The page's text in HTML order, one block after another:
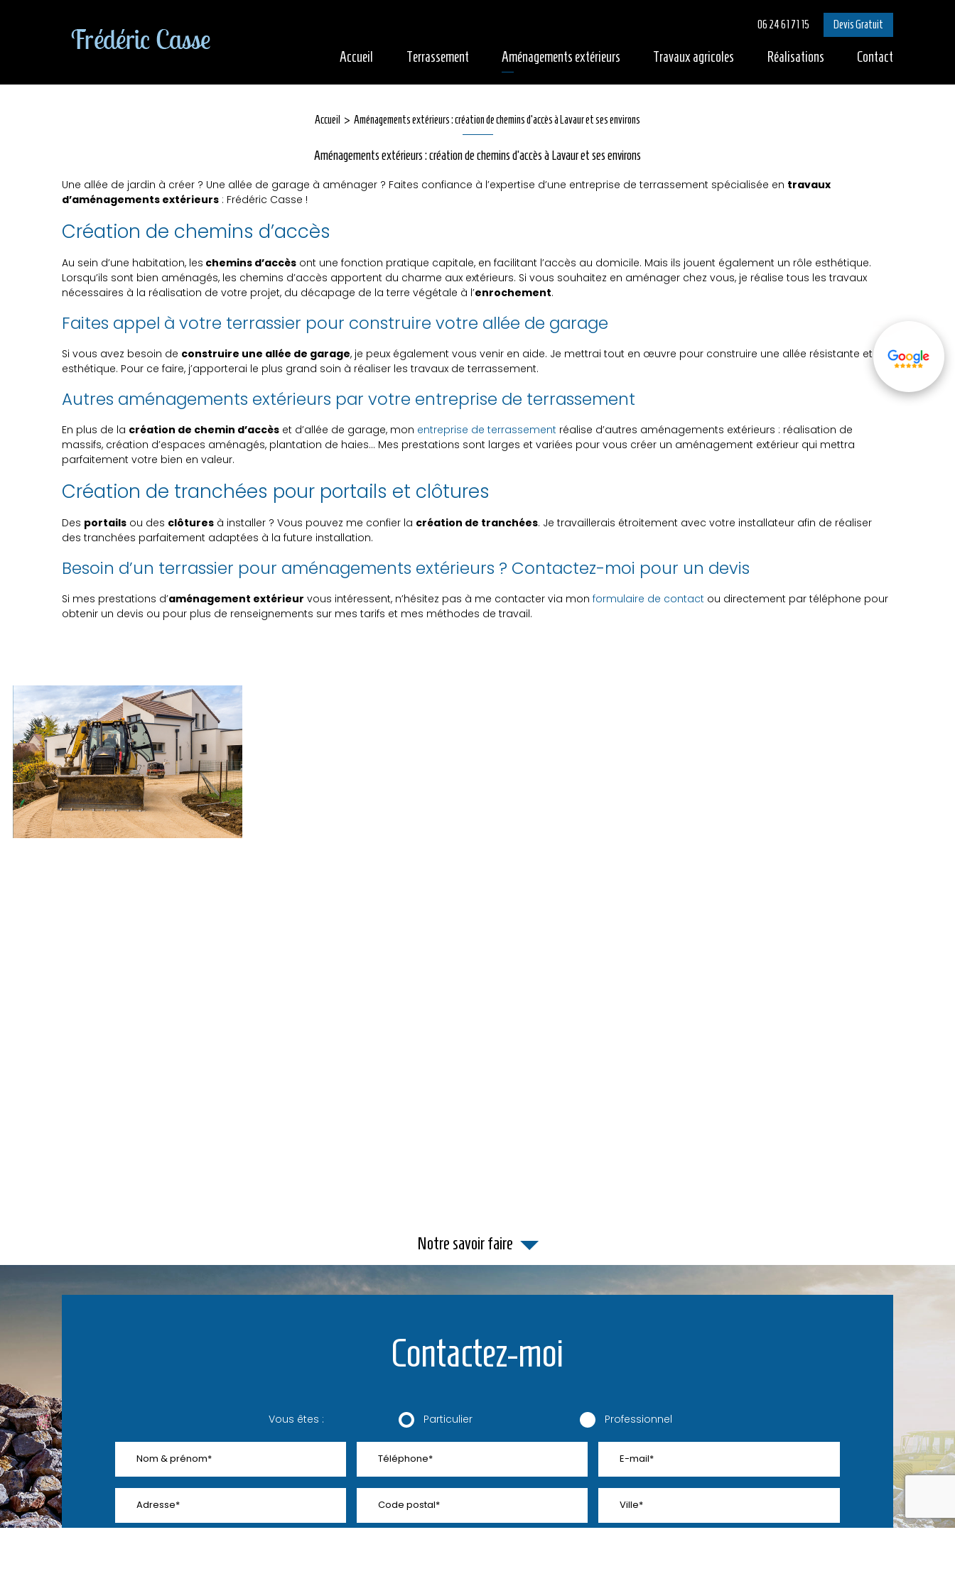
06 24 61 71 15 Devis Gratuit
Accueil Terrassement Aménagements extérieurs Travaux agricoles Réalisations Contact
Accueil Aménagements extérieurs : création de chemins d'accès à Lavaur et ses environs
Aménagements extérieurs : création de chemins d'accès à Lavaur et ses environs
Une allée de jardin à créer ? Une allée de garage à aménager ? Faites confiance à l’expertise d’une entreprise de terrassement spécialisée en travaux
d’aménagements extérieurs : Frédéric Casse !
Création de chemins d’accès
Au sein d’une habitation, les chemins d’accès ont une fonction pratique capitale, en facilitant l’accès au domicile. Mais ils jouent également un rôle esthétique.
Lorsqu’ils sont bien aménagés, les chemins d’accès apportent du charme aux extérieurs. Si vous souhaitez en aménager chez vous, je réalise tous les travaux
nécessaires à la réalisation de votre projet, du décapage de la terre végétale à l’enrochement.
Faites appel à votre terrassier pour construire votre allée de garage
Si vous avez besoin de construire une allée de garage, je peux également vous venir en aide. Je mettrai tout en œuvre pour construire une allée résistante et
esthétique. Pour ce faire, j’apporterai le plus grand soin à réaliser les travaux de terrassement.
Autres aménagements extérieurs par votre entreprise de terrassement
En plus de la création de chemin d’accès et d’allée de garage, mon entreprise de terrassement réalise d’autres aménagements extérieurs : réalisation de
massifs, création d’espaces aménagés, plantation de haies… Mes prestations sont larges et variées pour vous créer un aménagement extérieur qui mettra
parfaitement votre bien en valeur.
Création de tranchées pour portails et clôtures
Des portails ou des clôtures à installer ? Vous pouvez me confier la création de tranchées. Je travaillerais étroitement avec votre installateur afin de réaliser
des tranchées parfaitement adaptées à la future installation.
Besoin d’un terrassier pour aménagements extérieurs ? Contactez-moi pour un devis
Si mes prestations d’aménagement extérieur vous intéressent, n’hésitez pas à me contacter via mon formulaire de contact ou directement par téléphone pour
obtenir un devis ou pour plus de renseignements sur mes tarifs et mes méthodes de travail.
Notre savoir faire
Contactez-moi
Vous êtes : Particulier Professionnel